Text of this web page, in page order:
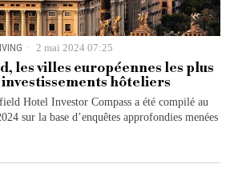
2 mai 2024 07:25
les villes européennes les plus
hôteliers
Hotel Investor Compass a été compilé au
sur la base d’enquêtes approfondies menées